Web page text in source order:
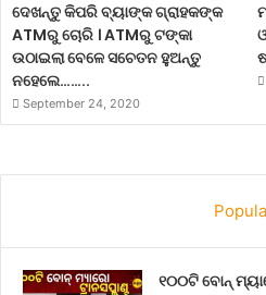
ଦେଖନ୍ତୁ କିପରି ବ୍ୟାଙ୍କ ଗ୍ରାହକଙ୍କ
ATMରୁ ଚୋରି । ATMରୁ ଟଙ୍କା
ଉଠାଇଲା ବେଳେ ସଚେତନ ହୁଅନ୍ତୁ
ନହେଲେ……..
September 24, 2020
୧୦୦ଟି ବୋନ୍